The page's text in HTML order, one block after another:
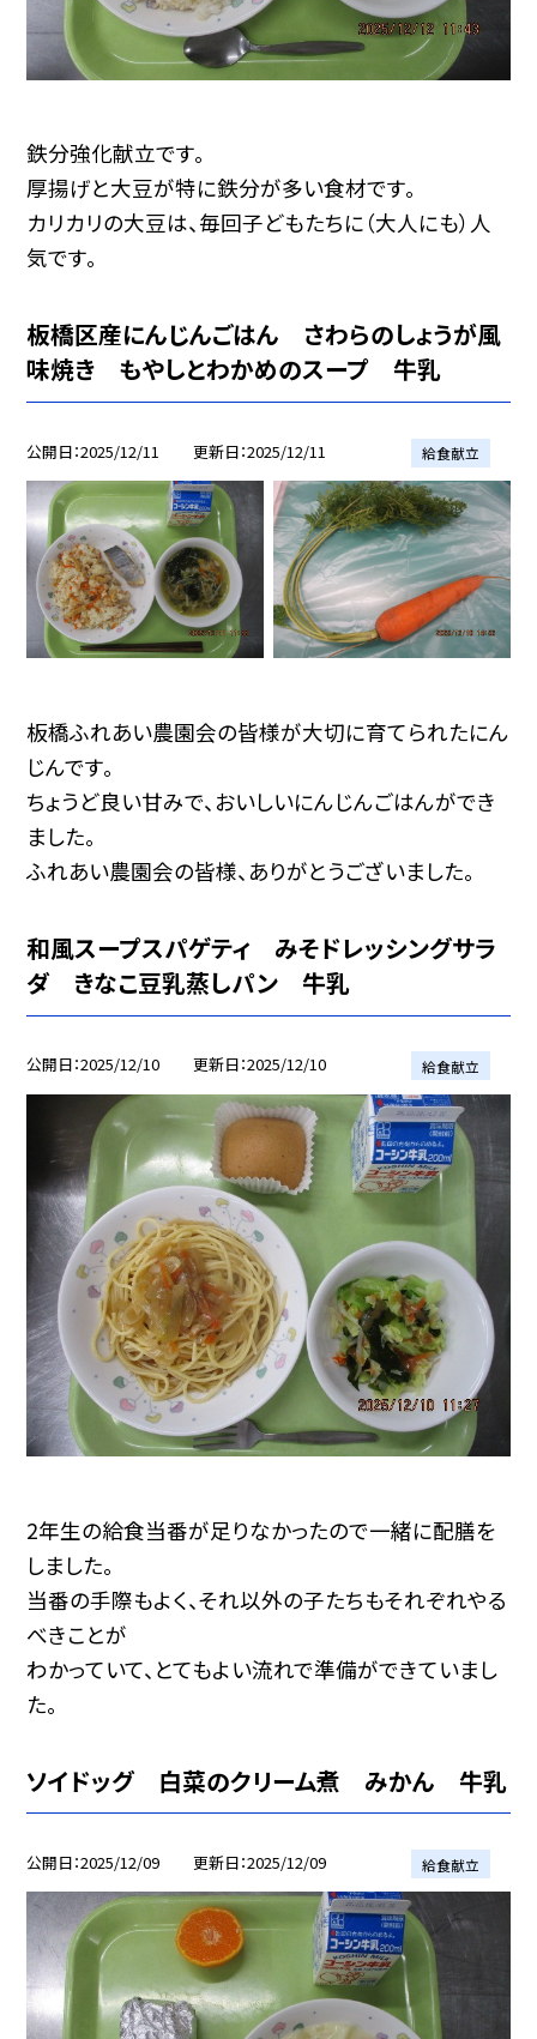
鉄分強化献立です。
厚揚げと大豆が特に鉄分が多い食材です。
カリカリの大豆は、毎回子どもたちに（大人にも）人
気です。
板橋区産にんじんごはん さわらのしょうが風
味焼き もやしとわかめのスープ 牛乳
公開日 2025/12/11 更新日 2025/12/11 給食献立
板橋ふれあい農園会の皆様が大切に育てられたにん
じんです。
ちょうど良い甘みで、おいしいにんじんごはんができ
ました。
ふれあい農園会の皆様、ありがとうございました。
和風スープスパゲティ みそドレッシングサラ
ダ きなこ豆乳蒸しパン 牛乳
公開日 2025/12/10 更新日 2025/12/10 給食献立
2年生の給食当番が足りなかったので一緒に配膳を
しました。
当番の手際もよく、それ以外の子たちもそれぞれやる
べきことが
わかっていて、とてもよい流れで準備ができていまし
た。
ソイドッグ 白菜のクリーム煮 みかん 牛乳
公開日 2025/12/09 更新日 2025/12/09 給食献立